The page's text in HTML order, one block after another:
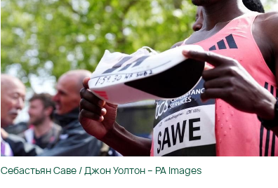
Себастьян Саве / Джон Уолтон – PA Images